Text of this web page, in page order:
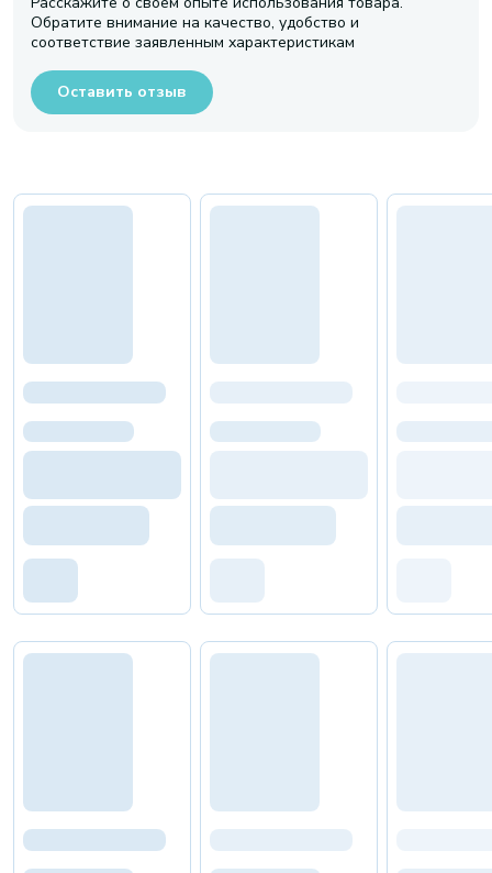
Обратите внимание на качество, удобство и
соответствие заявленным характеристикам
Оставить отзыв